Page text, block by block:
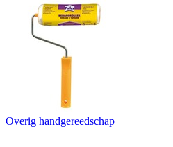
Overig handgereedschap